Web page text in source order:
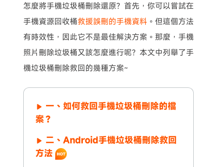
怎麼將手機垃圾桶刪除還原？首先，你可以嘗試在
手機資源回收桶救援誤刪的手機資料 。但這個方法
有時效性，因此它不是最佳解決方案。那麼，手機
照片刪除垃圾桶又該怎麼進行呢？本文中列舉了手
機垃圾桶刪除救回的幾種方案~
一、如何救回手機垃圾桶刪除的檔
案？
二、Android手機垃圾桶刪除救回
方法